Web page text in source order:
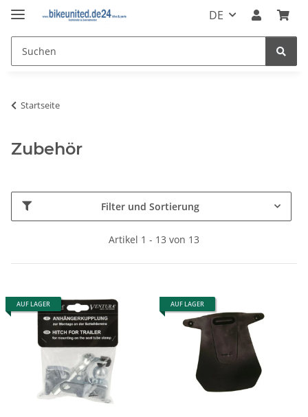
DE
Startseite
Zubehör
Filter und Sortierung
Artikel 1 - 13 von 13
AUF LAGER AUF LAGER